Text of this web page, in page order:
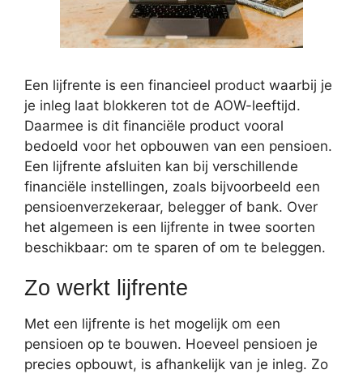
Een lijfrente is een financieel product waarbij je
je inleg laat blokkeren tot de AOW-leeftijd.
Daarmee is dit financiële product vooral
bedoeld voor het opbouwen van een pensioen.
Een lijfrente afsluiten kan bij verschillende
financiële instellingen, zoals bijvoorbeeld een
pensioenverzekeraar, belegger of bank. Over
het algemeen is een lijfrente in twee soorten
beschikbaar: om te sparen of om te beleggen.
Zo werkt lijfrente
Met een lijfrente is het mogelijk om een
pensioen op te bouwen. Hoeveel pensioen je
precies opbouwt, is afhankelijk van je inleg. Zo